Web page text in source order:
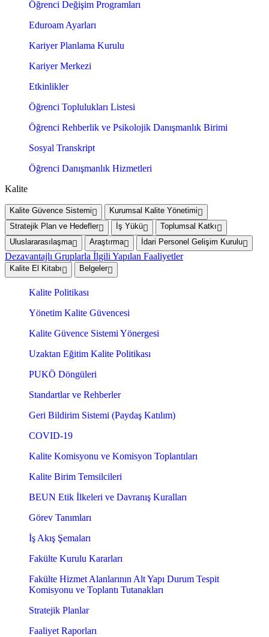
Öğrenci Değişim Programları
Eduroam Ayarları
Kariyer Planlama Kurulu
Kariyer Merkezi
Etkinlikler
Öğrenci Toplulukları Listesi
Öğrenci Rehberlik ve Psikolojik Danışmanlık Birimi
Sosyal Transkript
Öğrenci Danışmanlık Hizmetleri
Kalite
Kalite Güvence Sistemi
Kurumsal Kalite Yönetimi
Stratejik Plan ve Hedefler
İş Yükü
Toplumsal Katkı
Uluslararasılaşma
Araştırma İdari Personel Gelişim Kurulu
Dezavantajlı Gruplarla İlgili Yapılan Faaliyetler
Kalite El Kitabı Belgeler
Kalite Politikası
Yönetim Kalite Güvencesi
Kalite Güvence Sistemi Yönergesi
Uzaktan Eğitim Kalite Politikası
PUKÖ Döngüleri
Standartlar ve Rehberler
Geri Bildirim Sistemi (Paydaş Katılım)
COVID-19
Kalite Komisyonu ve Komisyon Toplantıları
Kalite Birim Temsilcileri
BEUN Etik İlkeleri ve Davranış Kuralları
Görev Tanımları
İş Akış Şemaları
Fakülte Kurulu Kararları
Fakülte Hizmet Alanlarının Alt Yapı Durum Tespit
Komisyonu ve Toplantı Tutanakları
Stratejik Planlar
Faaliyet Raporları